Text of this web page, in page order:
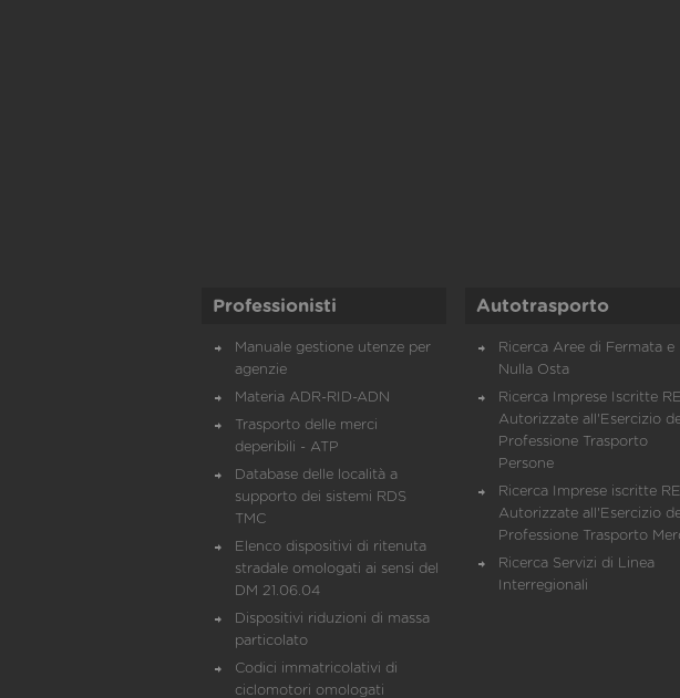
Professionisti
Manuale gestione utenze per
agenzie
Materia ADR-RID-ADN
Trasporto delle merci
deperibili - ATP
Database delle località a
supporto dei sistemi RDS
TMC
Elenco dispositivi di ritenuta
stradale omologati ai sensi del
DM 21.06.04
Dispositivi riduzioni di massa
particolato
Codici immatricolativi di
ciclomotori omologati
Autotrasporto
Ricerca Aree di Fermata e
Nulla Osta
Ricerca Imprese Iscritte
Autorizzate all'Esercizio
Professione Trasporto
Persone
Ricerca Imprese iscritte
Autorizzate all'Esercizio
Professione Trasporto
Ricerca Servizi di Linea
Interregionali